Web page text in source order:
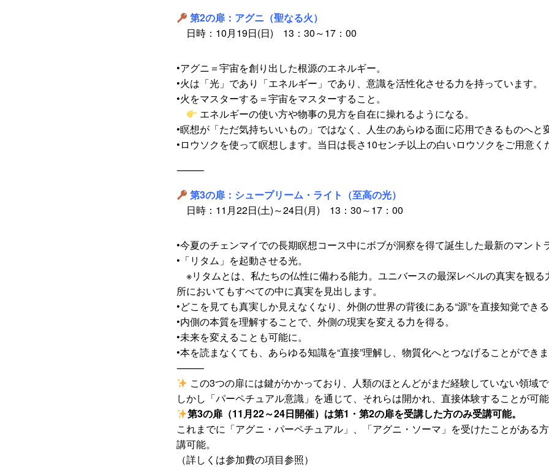
第2の扉：アグニ（聖なる火）
日時：10月19日(日) 13：30～17：00
•アグニ＝宇宙を創り出した根源のエネルギー。
•火は「光」であり「エネルギー」であり、意識を活性化させる力を持っています。
•火をマスターする＝宇宙をマスターすること。
エネルギーの使い方や物事の見方を自在に操れるようになる。
•瞑想が「ただ気持ちいいもの」ではなく、人生のあらゆる面に応用できるものへと
•ロウソクを使って瞑想します。当日は長さ10センチ以上の白いロウソクをご用意く
⸻
第3の扉：シュープリーム・ライト（至高の光）
日時：11月22日(土)～24日(月) 13：30～17：00
•今夏のチェンマイでの長期瞑想コース中にボブが洞察を得て誕生した最新のマントラ
•「リタム」を起動させる光。
※リタムとは、私たちの仏性に備わる能力。ユニバースの最深レベルの真実を観る
所においてもすべての中に真実を見出します。
•どこを見ても真実しか見えなくなり、外側の世界の背後にある“源”を直接知覚できる
•内側の本質を理解することで、外側の現実を変える力を得る。
•未来を変えることも可能に。
•本を読まなくても、あらゆる知識を“直接”理解し、物質化へとつなげることができま
⸻
この3つの扉には鍵がかかっており、人類のほとんどがまだ経験していない領域で
しかし「パーペチュアル意識」を通じて、それらは開かれ、直接体験することが可能
第3の扉（11月22～24日開催）は第1・第2の扉を受講した方のみ受講可能。
これまでに「アグニ・パーペチュアル」、「アグニ・ソーマ」を受けたことがある
講可能。
（詳しくは参加費の項目参照）